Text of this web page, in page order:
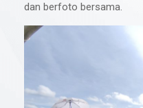
dan berfoto bersama.